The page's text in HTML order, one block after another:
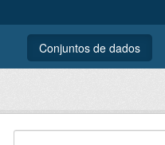
Conjuntos de dados